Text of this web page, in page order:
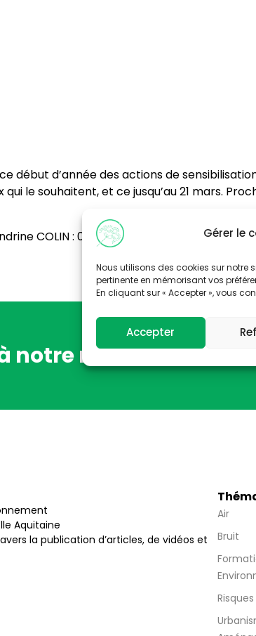
Gérer le
Nous utilisons des cookies sur notre
pertinente en mémorisant vos
En cliquant sur « Accepter », vous
Accepter
début d’année des actions de
le souhaitent, et ce jusqu’au 21 mars.
COLIN : 05 16 53 01 62 ou
notre newsletter
Aquitaine
la publication d’articles, de vidéos et
Air
Bruit